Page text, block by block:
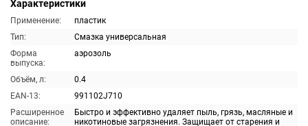
Характеристики
Применение:
пластик
Тип:
Смазка универсальная
Форма
выпуска:
аэрозоль
Объём, л:
0.4
EAN-13:
991102J710
Расширенное
описание:
Быстро и эффективно удаляет пыль, грязь, масляные и
никотиновые загрязнения. Защищает от старения и